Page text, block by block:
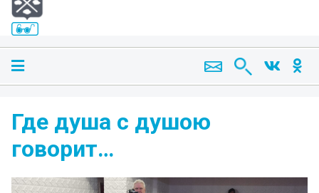
Где душа с душою
говорит…